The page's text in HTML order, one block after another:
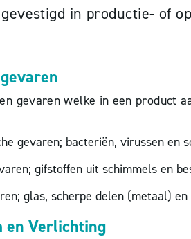
in productie- of
gevaren welke in een product
gevaren; bacteriën, virussen en
gifstoffen uit schimmels en
glas, scherpe delen (metaal)
en Verlichting